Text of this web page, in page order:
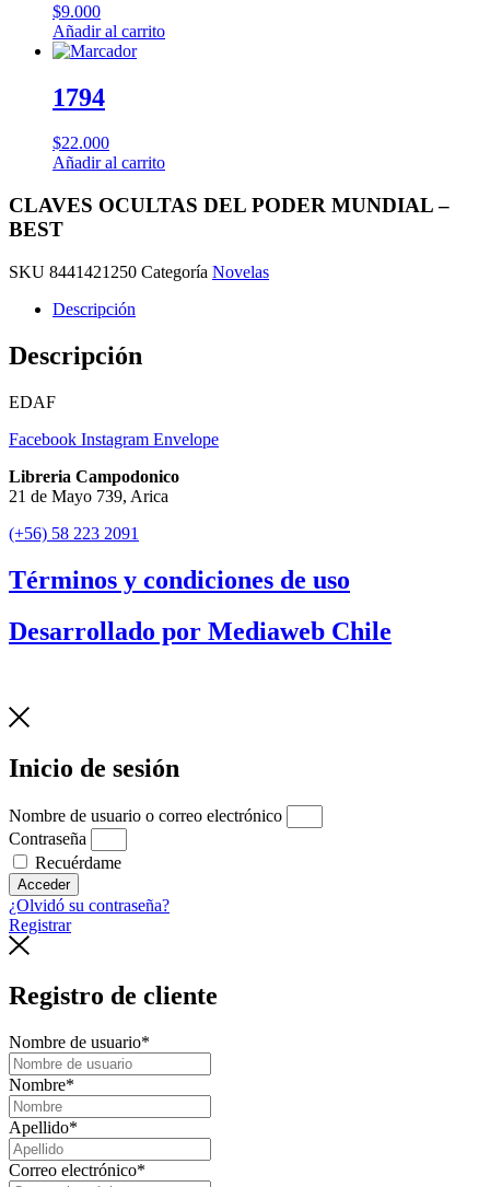
$9.000
Añadir al carrito
1794
$22.000
Añadir al carrito
CLAVES OCULTAS DEL PODER MUNDIAL –
BEST
SKU 8441421250 Categoría Novelas
Descripción
Descripción
EDAF
Facebook Instagram Envelope
Libreria Campodonico
21 de Mayo 739, Arica
(+56) 58 223 2091
Términos y condiciones de uso
Desarrollado por Mediaweb Chile
Inicio de sesión
Nombre de usuario o correo electrónico
Contraseña
Recuérdame
Acceder
¿Olvidó su contraseña?
Registrar
Registro de cliente
Nombre de usuario*
Nombre*
Apellido*
Correo electrónico*